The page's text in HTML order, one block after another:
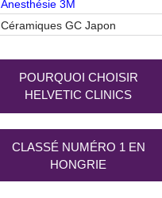
Anesthésie 3M
Céramiques GC Japon
POURQUOI CHOISIR
HELVETIC CLINICS
CLASSÉ NUMÉRO 1 EN
HONGRIE